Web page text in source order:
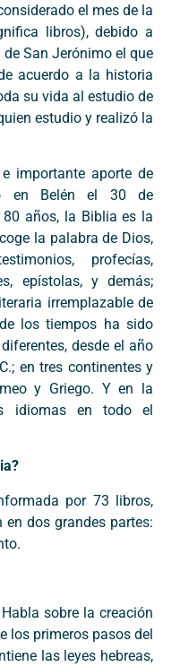
el mes de la
libros), debido a
San Jerónimo el que
acuerdo a la historia
su vida al estudio de
estudio y realizó la
importante aporte de
en Belén el 30 de
años, la Biblia es la
la palabra de Dios,
profecías,
epístolas, y demás;
irremplazable de
los tiempos ha sido
desde el año
en tres continentes y
y Griego. Y en la
idiomas en todo el
por 73 libros,
en dos grandes partes:
sobre la creación
los primeros pasos del
las leyes hebreas,